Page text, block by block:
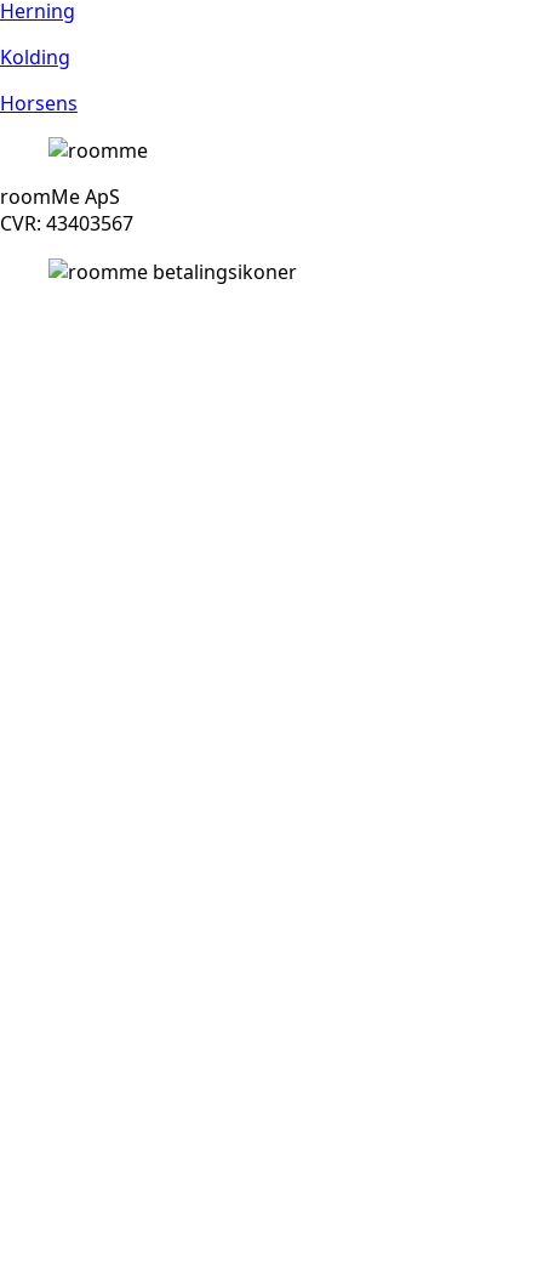
Herning
Kolding
Horsens
roomMe ApS
CVR: 43403567